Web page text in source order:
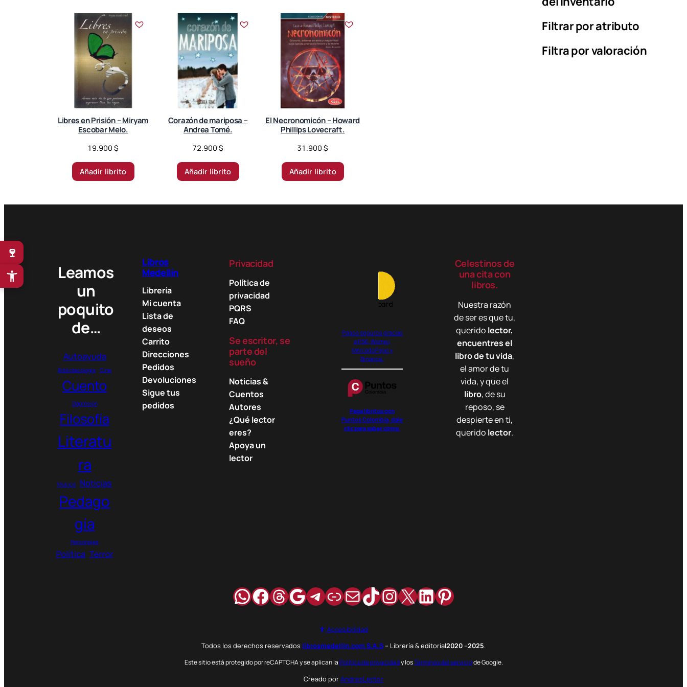
t
e
Libres en Prisión – Miryam
Escobar Melo.
19.900$
Añadir librito
Corazón de mariposa –
Andrea Tomé.
72.900$
Añadir librito
El Necronomicón – Howard
Phillips Lovecraft.
31.900$
Añadir librito
Filtrar por atributo
Filtra por valoración
Leamos
un
poquito
de…
Autoayuda
Bibliotecología Cine
Cuento
Depresión
Filosofía
Literatu
ra
Música Noticias
Pedago
gía
Personajes
Política Terror
Libros
Medellín
Librería
Mi cuenta
Lista de
deseos
Carrito
Direcciones
Pedidos
Devoluciones
Sigue tus
pedidos
Privacidad
Política de
privacidad
PQRS
FAQ
Se escritor, se
parte del
sueño
Noticias &
Cuentos
Autores
¿Qué lector
eres?
Apoya un
lector
Pagos seguros gracias
a PSE, Wompi,
MercadoPago y
Binance.
Paga libritos con
Puntos Colombia, dale
clic para saber cómo.
Celestinos de
una cita con
libros.
Nuestra razón
de ser es que tu,
querido lector,
encuentres el
libro de tu vida,
el amor de tu
vida, y que el
libro, de su
reposo, se
despierte en ti,
querido lector.
WhatsApp
Facebook
Hilos
Google
Telegram
Enlace
Correo
TikTok
Instagram
X LinkedIn
Pinterest
Accesibilidad
Todos los derechos reservados librosmedellin.com S.A.S– Librería & editorial2020–2025.
Este sitio está protegido por reCAPTCHA y se aplican laPolítica de privacidady losTérminos del serviciode Google.
Creado porAndresLector
🍷